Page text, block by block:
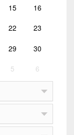
15 16
22 23
29 30
5 6